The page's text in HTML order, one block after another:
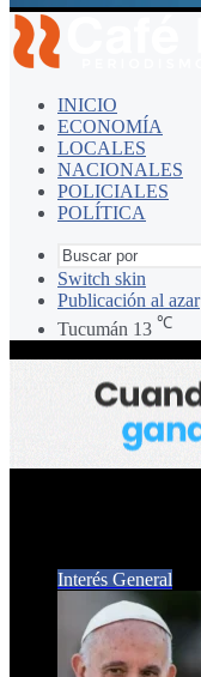
INICIO
ECONOMÍA
LOCALES
NACIONALES
POLICIALES
POLÍTICA
Switch skin
Publicación al azar
Tucumán 13 ℃
Interés General